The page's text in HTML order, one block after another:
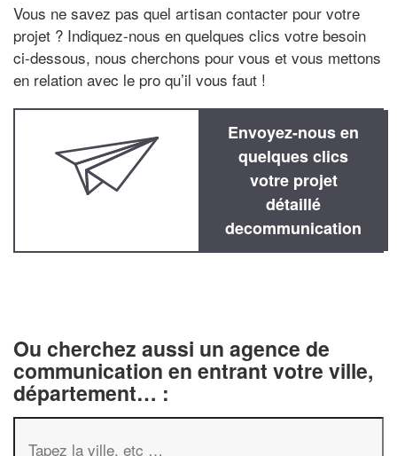
Vous ne savez pas quel artisan contacter pour votre
projet ? Indiquez-nous en quelques clics votre besoin
ci-dessous, nous cherchons pour vous et vous mettons
en relation avec le pro qu’il vous faut !
Envoyez-nous en
quelques clics
votre projet
détaillé
decommunication
Ou cherchez aussi un agence de
communication en entrant votre ville,
département… :